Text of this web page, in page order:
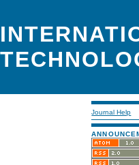
Journal Help